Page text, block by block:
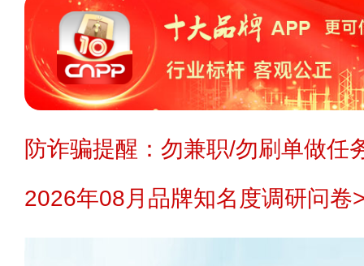
防诈骗提醒：勿兼职/勿刷单做任
2026年08月品牌知名度调研问卷